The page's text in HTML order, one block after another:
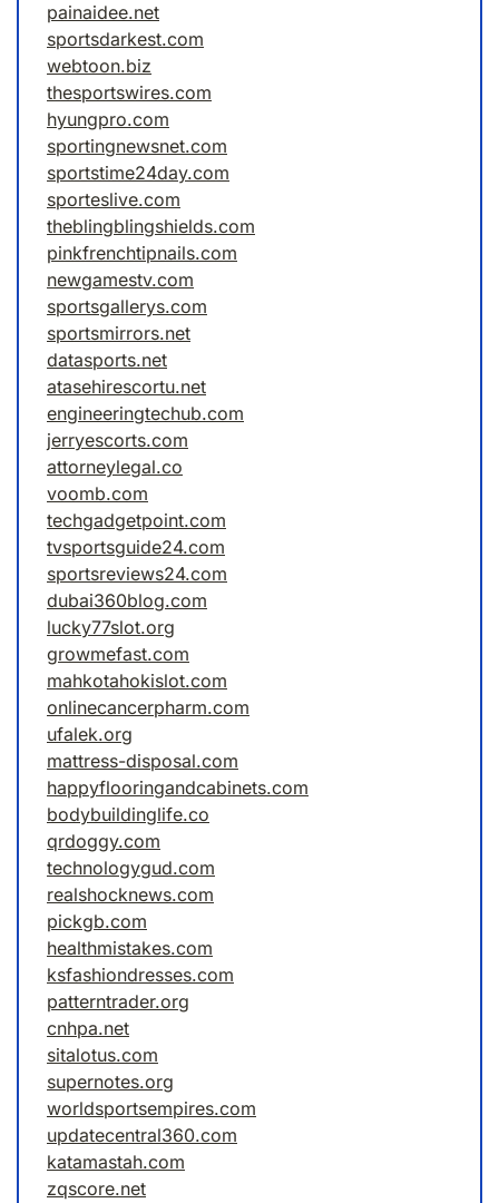
painaidee.net
sportsdarkest.com
webtoon.biz
thesportswires.com
hyungpro.com
sportingnewsnet.com
sportstime24day.com
sporteslive.com
theblingblingshields.com
pinkfrenchtipnails.com
newgamestv.com
sportsgallerys.com
sportsmirrors.net
datasports.net
atasehirescortu.net
engineeringtechub.com
jerryescorts.com
attorneylegal.co
voomb.com
techgadgetpoint.com
tvsportsguide24.com
sportsreviews24.com
dubai360blog.com
lucky77slot.org
growmefast.com
mahkotahokislot.com
onlinecancerpharm.com
ufalek.org
mattress-disposal.com
happyflooringandcabinets.com
bodybuildinglife.co
qrdoggy.com
technologygud.com
realshocknews.com
pickgb.com
healthmistakes.com
ksfashiondresses.com
patterntrader.org
cnhpa.net
sitalotus.com
supernotes.org
worldsportsempires.com
updatecentral360.com
katamastah.com
zqscore.net